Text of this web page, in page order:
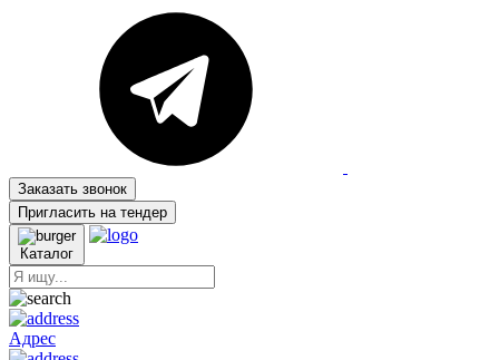
Заказать звонок
Пригласить на тендер
Каталог
Адрес